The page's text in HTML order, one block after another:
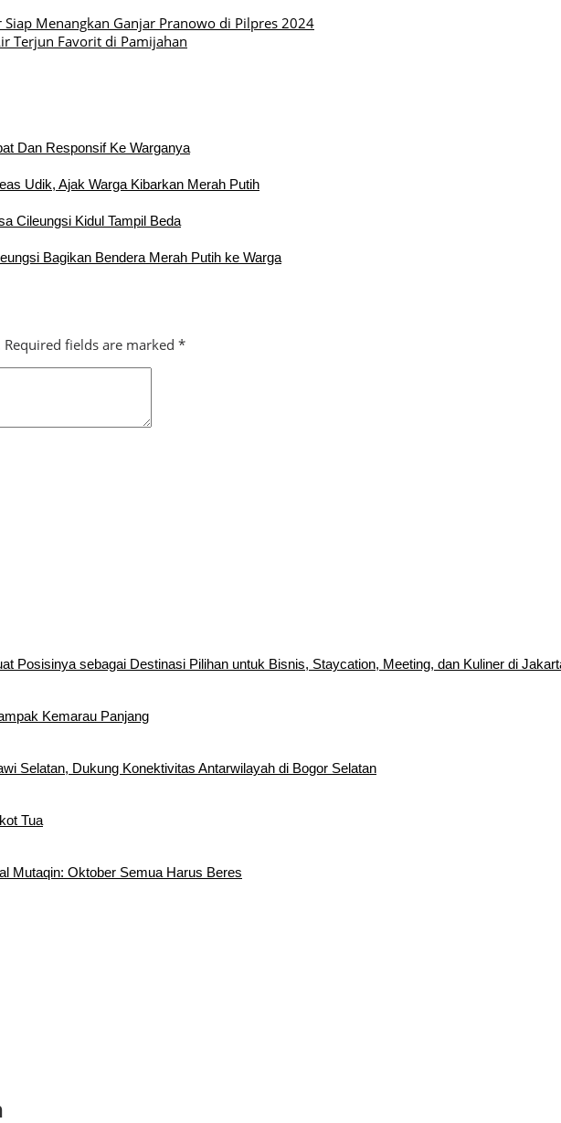
Siap Menangkan Ganjar Pranowo di Pilpres 2024
Terjun Favorit di Pamijahan
Dan Responsif Ke Warganya
Udik, Ajak Warga Kibarkan Merah Putih
Cileungsi Kidul Tampil Beda
Bagikan Bendera Merah Putih ke Warga
Required fields are marked *
Posisinya sebagai Destinasi Pilihan untuk Bisnis, Staycation, Meeting, dan Kuliner di
Kemarau Panjang
Selatan, Dukung Konektivitas Antarwilayah di Bogor Selatan
Tua
Mutaqin: Oktober Semua Harus Beres